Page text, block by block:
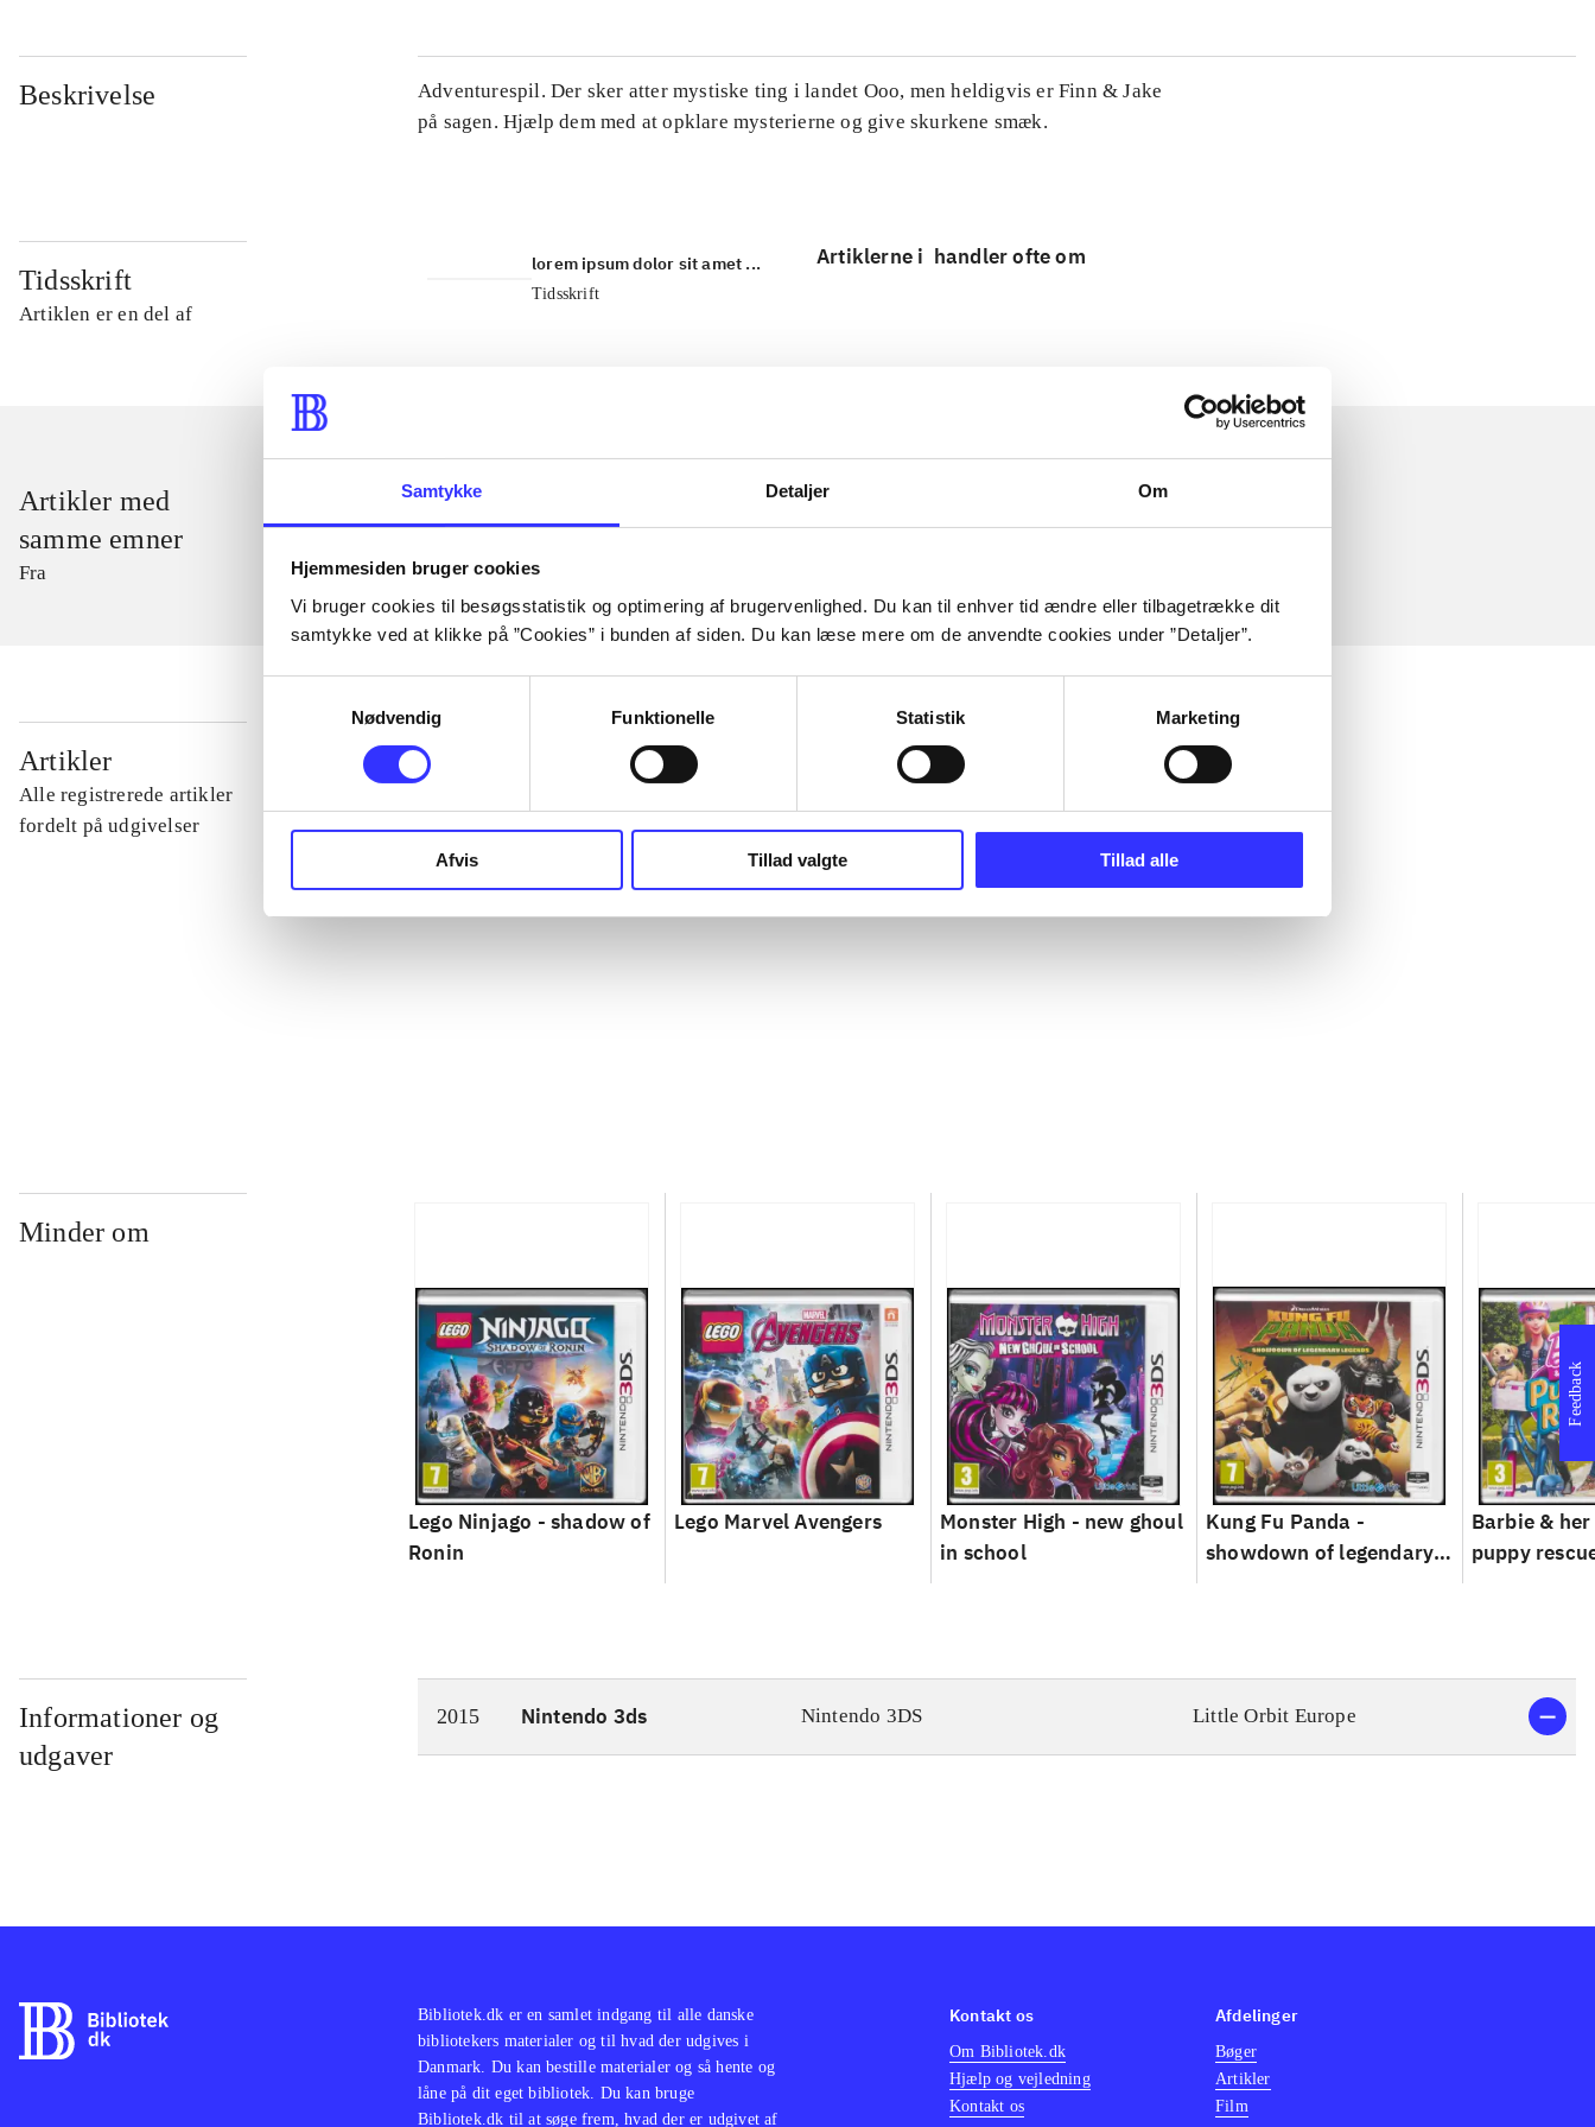
Samtykke Detaljer Om
Hjemmesiden bruger cookies
Vi bruger cookies til besøgsstatistik og optimering af brugervenlighed. Du kan til enhver tid ændre eller tilbagetrække dit
samtykke ved at klikke på ”Cookies” i bunden af siden. Du kan læse mere om de anvendte cookies under ”Detaljer”.
Nødvendig
Funktionelle Statistik Marketing
Afvis Tillad valgte Tillad alle
Beskrivelse
Adventurespil. Der sker atter mystiske ting i landet Ooo, men heldigvis er Finn & Jake
på sagen. Hjælp dem med at opklare mysterierne og give skurkene smæk.
Tidsskrift
Artiklen er en del af
lorem ipsum dolor sit amet ...
Tidsskrift
Artiklerne i handler ofte om
Artikler med
samme emner
Fra
Artikler
Alle registrerede artikler
fordelt på udgivelser
...
Minder om
Lego Ninjago - shadow of
Ronin
Lego Marvel Avengers
Monster High - new ghoul
in school
Kung Fu Panda -
showdown of legendary
Barbie &
puppy
Informationer og
udgaver
2015 Nintendo 3ds Nintendo 3DS Little Orbit Europe
Feedback
Bibliotek.dk er en samlet indgang til alle danske
bibliotekers materialer og til hvad der udgives i
Danmark. Du kan bestille materialer og så hente og
låne på dit eget bibliotek. Du kan bruge
Bibliotek.dk til at søge frem, hvad der er udgivet af
Kontakt os
Om Bibliotek.dk
Hjælp og vejledning
Kontakt os
Afdelinger
Bøger
Artikler
Film